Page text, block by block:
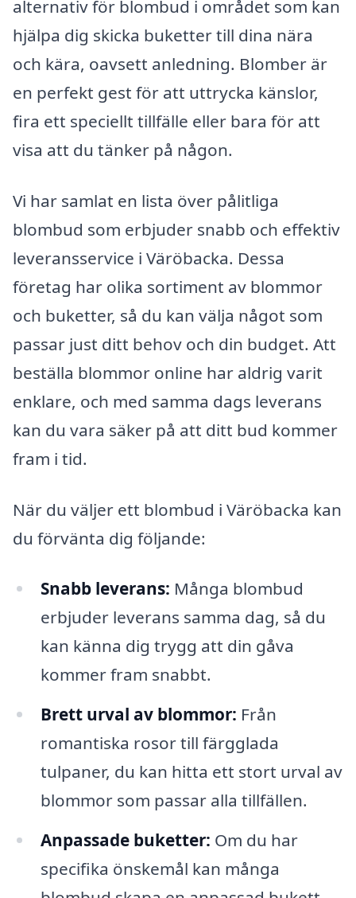
alternativ för blombud i området som kan
hjälpa dig skicka buketter till dina nära
och kära, oavsett anledning. Blomber är
en perfekt gest för att uttrycka känslor,
fira ett speciellt tillfälle eller bara för att
visa att du tänker på någon.
Vi har samlat en lista över pålitliga
blombud som erbjuder snabb och effektiv
leveransservice i Väröbacka. Dessa
företag har olika sortiment av blommor
och buketter, så du kan välja något som
passar just ditt behov och din budget. Att
beställa blommor online har aldrig varit
enklare, och med samma dags leverans
kan du vara säker på att ditt bud kommer
fram i tid.
När du väljer ett blombud i Väröbacka kan
du förvänta dig följande:
Snabb leverans: Många blombud
erbjuder leverans samma dag, så du
kan känna dig trygg att din gåva
kommer fram snabbt.
Brett urval av blommor: Från
romantiska rosor till färgglada
tulpaner, du kan hitta ett stort urval av
blommor som passar alla tillfällen.
Anpassade buketter: Om du har
specifika önskemål kan många